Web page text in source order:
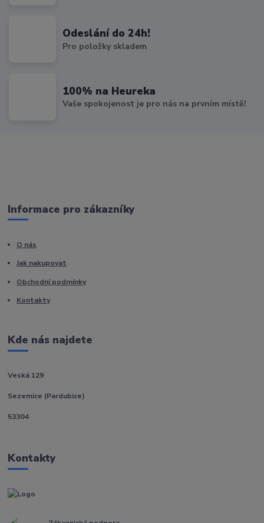
Odeslání do 24h!
Pro položky skladem
100% na Heureka
Vaše spokojenost je pro nás na prvním místě!
Informace pro zákazníky
O nás
Jak nakupovat
Obchodní podmínky
Kontakty
Kde nás najdete
Veská 129
Sezemice (Pardubice)
53304
Kontakty